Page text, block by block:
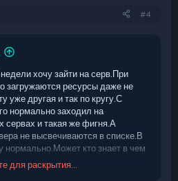
#4
хочу зайти на серв.При
загружаются ресурсы даже не
уже другая и так по кругу.С
нормально заходил на
сервах и такая же фигня.А
не высвечиваются в списке.В
кто знает в чем
для раскрытия...